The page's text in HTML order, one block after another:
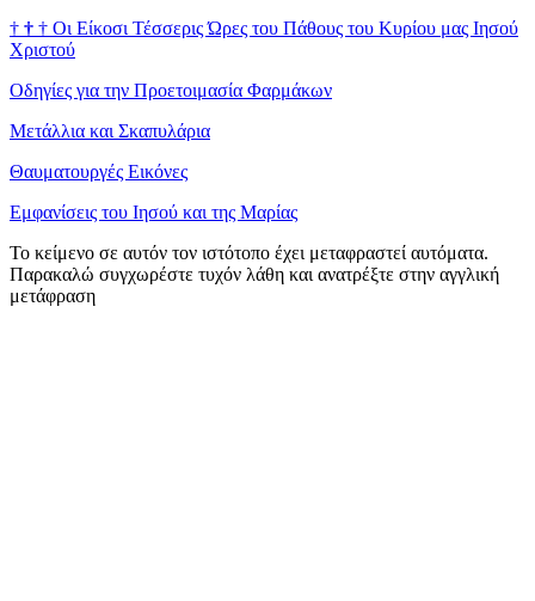
† † † Οι Είκοσι Τέσσερις Ώρες του Πάθους του Κυρίου μας Ιησού
Χριστού
Οδηγίες για την Προετοιμασία Φαρμάκων
Μετάλλια και Σκαπυλάρια
Θαυματουργές Εικόνες
Εμφανίσεις του Ιησού και της Μαρίας
Το κείμενο σε αυτόν τον ιστότοπο έχει μεταφραστεί αυτόματα.
Παρακαλώ συγχωρέστε τυχόν λάθη και ανατρέξτε στην αγγλική
μετάφραση